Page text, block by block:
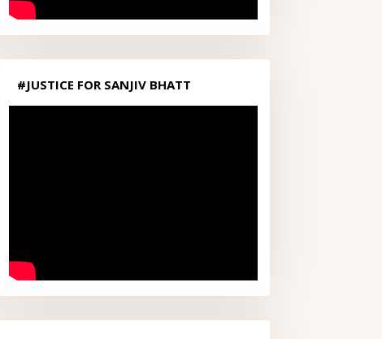
#JUSTICE FOR SANJIV BHATT